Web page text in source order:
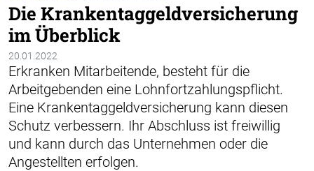
Die Krankentaggeldversicherung
im Überblick
20.01.2022
Erkranken Mitarbeitende, besteht für die
Arbeitgebenden eine Lohnfortzahlungspflicht.
Eine Krankentaggeldversicherung kann diesen
Schutz verbessern. Ihr Abschluss ist freiwillig
und kann durch das Unternehmen oder die
Angestellten erfolgen.